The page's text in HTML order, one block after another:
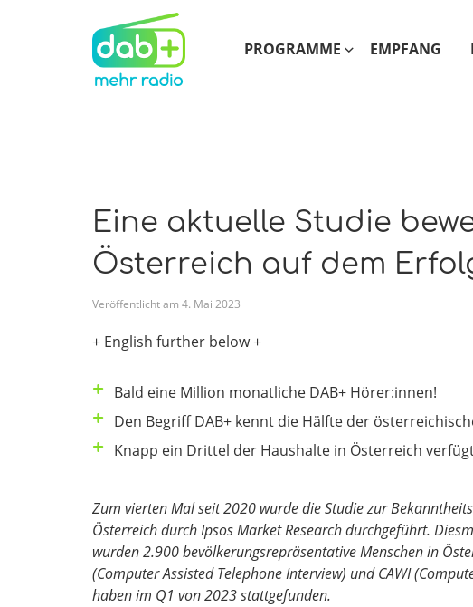
PROGRAMME EMPFANG
Eine aktuelle Studie
Österreich auf dem
Veröffentlicht am 4. Mai 2023
+ English further below +
Bald eine Million monatliche DAB+ Hörer:innen!
Den Begriff DAB+ kennt die Hälfte der
Knapp ein Drittel der Haushalte in Österreich
Zum vierten Mal seit 2020 wurde die Studie zur
Österreich durch Ipsos Market Research durchgeführt.
wurden 2.900 bevölkerungsrepräsentative Menschen in
(Computer Assisted Telephone Interview) und CAWI
haben im Q1 von 2023 stattgefunden.